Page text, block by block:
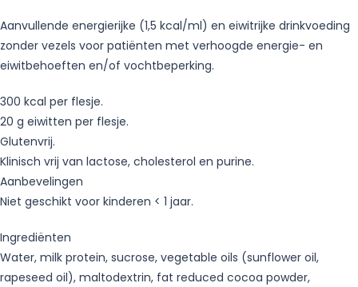
Aanvullende energierijke (1,5 kcal/ml) en eiwitrijke drinkvoeding
zonder vezels voor patiënten met verhoogde energie- en
eiwitbehoeften en/of vochtbeperking.
300 kcal per flesje.
20 g eiwitten per flesje.
Glutenvrij.
Klinisch vrij van lactose, cholesterol en purine.
Aanbevelingen
Niet geschikt voor kinderen < 1 jaar.
Ingrediënten
Water, milk protein, sucrose, vegetable oils (sunflower oil,
rapeseed oil), maltodextrin, fat reduced cocoa powder,